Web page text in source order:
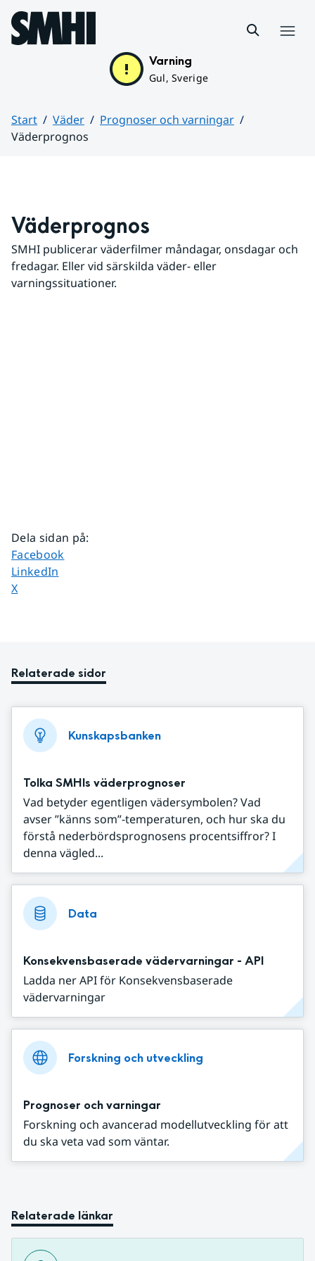
Hoppa till sidans innehåll
Varning
Gul, Sverige
Start Väder
Prognoser och varningar
Väderprognos
Väderprognos
SMHI publicerar väderfilmer måndagar, onsdagar och
fredagar. Eller vid särskilda väder- eller
varningssituationer.
Dela sidan på:
Dela sidan på
Facebook
Dela sidan på
LinkedIn
Dela sidan på
X
Relaterade sidor
Kunskapsbanken
Tolka SMHIs väderprognoser
Vad betyder egentligen vädersymbolen? Vad
avser ”känns som”-temperaturen, och hur ska du
förstå nederbördsprognosens procentsiffror? I
denna vägled...
Data
Konsekvensbaserade vädervarningar - API
Ladda ner API för Konsekvensbaserade
vädervarningar
Forskning och utveckling
Prognoser och varningar
Forskning och avancerad modellutveckling för att
du ska veta vad som väntar.
Relaterade länkar